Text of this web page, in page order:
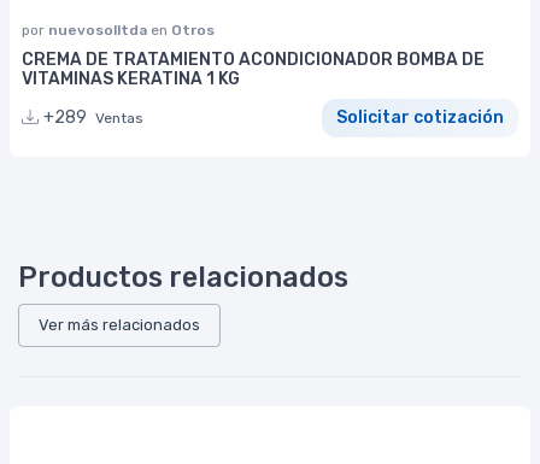
por nuevosolltda en Otros
CREMA DE TRATAMIENTO ACONDICIONADOR BOMBA DE
VITAMINAS KERATINA 1 KG
+289 Ventas Solicitar cotización
Productos relacionados
Ver más relacionados